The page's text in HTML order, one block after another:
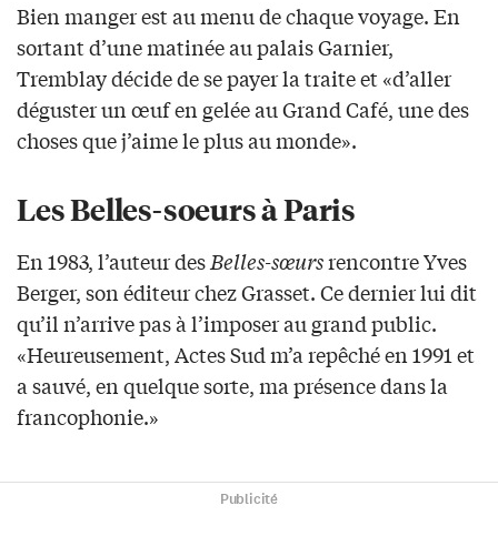
Bien manger est au menu de chaque voyage. En
sortant d’une matinée au palais Garnier,
Tremblay décide de se payer la traite et «d’aller
déguster un œuf en gelée au Grand Café, une des
choses que j’aime le plus au monde».
Les Belles-soeurs à Paris
En 1983, l’auteur desBelles-sœursrencontre Yves
Berger, son éditeur chez Grasset. Ce dernier lui dit
qu’il n’arrive pas à l’imposer au grand public.
«Heureusement, Actes Sud m’a repêché en 1991 et
a sauvé, en quelque sorte, ma présence dans la
francophonie.»
Publicité